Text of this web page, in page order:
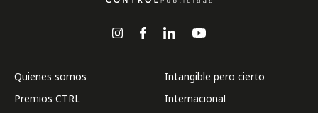
Quienes somos
Premios CTRL
Intangible pero cierto
Internacional